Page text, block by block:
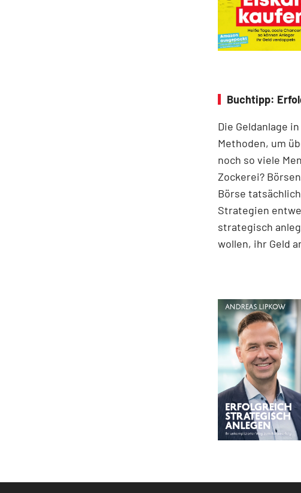
Buchtipp:
Die Geldanlage
Methoden, um
noch so viele
Zockerei?
Börse
Strategien
strategisch
wollen, ihr Geld